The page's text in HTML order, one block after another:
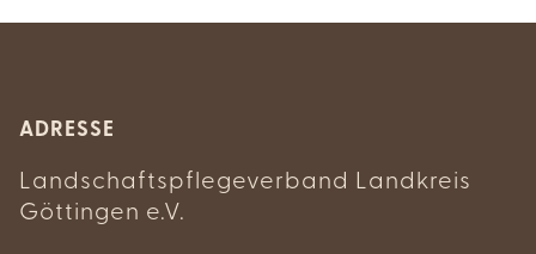
ADRESSE
Landschaftspflegeverband Landkreis
Göttingen e.V.